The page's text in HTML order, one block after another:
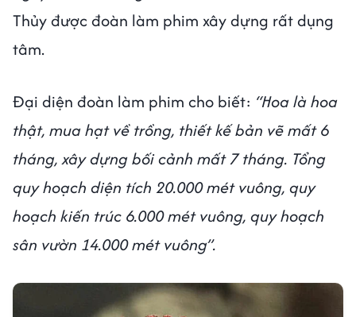
Thủy được đoàn làm phim xây dựng rất dụng
tâm.
Đại diện đoàn làm phim cho biết: “Hoa là hoa
thật, mua hạt về trồng, thiết kế bản vẽ mất 6
tháng, xây dựng bối cảnh mất 7 tháng. Tổng
quy hoạch diện tích 20.000 mét vuông, quy
hoạch kiến trúc 6.000 mét vuông, quy hoạch
sân vườn 14.000 mét vuông”.